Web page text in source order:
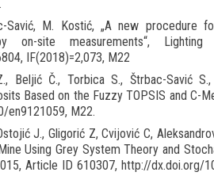
Savić, M. Kostić, „A new procedure
on-site measurements“,
IF(2018)=2,073, M22
Beljić Č., Torbica S., Štrbac-Savić
Based on the Fuzzy TOPSIS and C-
en9121059, M22.
J., Gligorić Z, Cvijović C,
Using Grey System Theory and
Article ID 610307, http://dx.doi.org/